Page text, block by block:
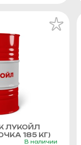
ЛУКОЙЛ
185 КГ)
В наличии